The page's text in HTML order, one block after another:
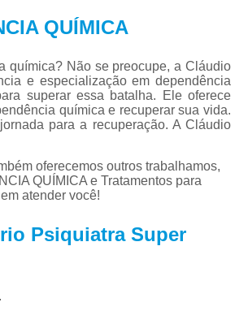
Tratamento
Tratamento de
Tratamento de
Tratamento de
Tratamento
Tratamento
Tratamento para
Tratamento para
QUÍMICA
química? Não se preocupe, a Cláudio
e especialização em dependência
superar essa batalha. Ele oferece
química e recuperar sua vida.
para a recuperação. A Cláudio
oferecemos outros trabalhamos,
QUÍMICA e Tratamentos para
atender você!
Psiquiatra Super